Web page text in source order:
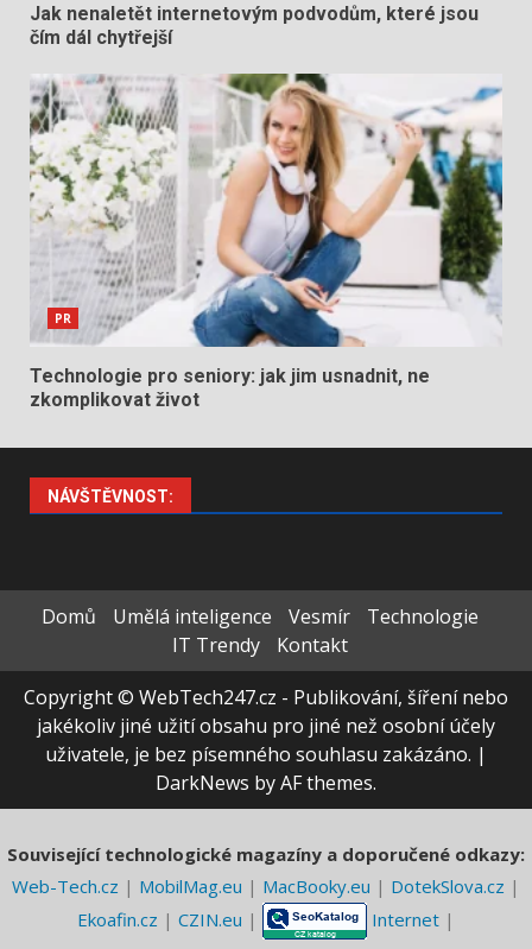
Jak nenaletět internetovým podvodům, které jsou
čím dál chytřejší
PR
Technologie pro seniory: jak jim usnadnit, ne
zkomplikovat život
NÁVŠTĚVNOST:
Domů Umělá inteligence Vesmír
Technologie
IT Trendy
Kontakt
Copyright © WebTech247.cz - Publikování, šíření nebo
jakékoliv jiné užití obsahu pro jiné než osobní účely
uživatele, je bez písemného souhlasu zakázáno. |
DarkNews by AF themes.
Související technologické magazíny a doporučené odkazy:
Web-Tech.cz | MobilMag.eu | MacBooky.eu | DotekSlova.cz |
Ekoafin.cz | CZIN.eu | Internet |